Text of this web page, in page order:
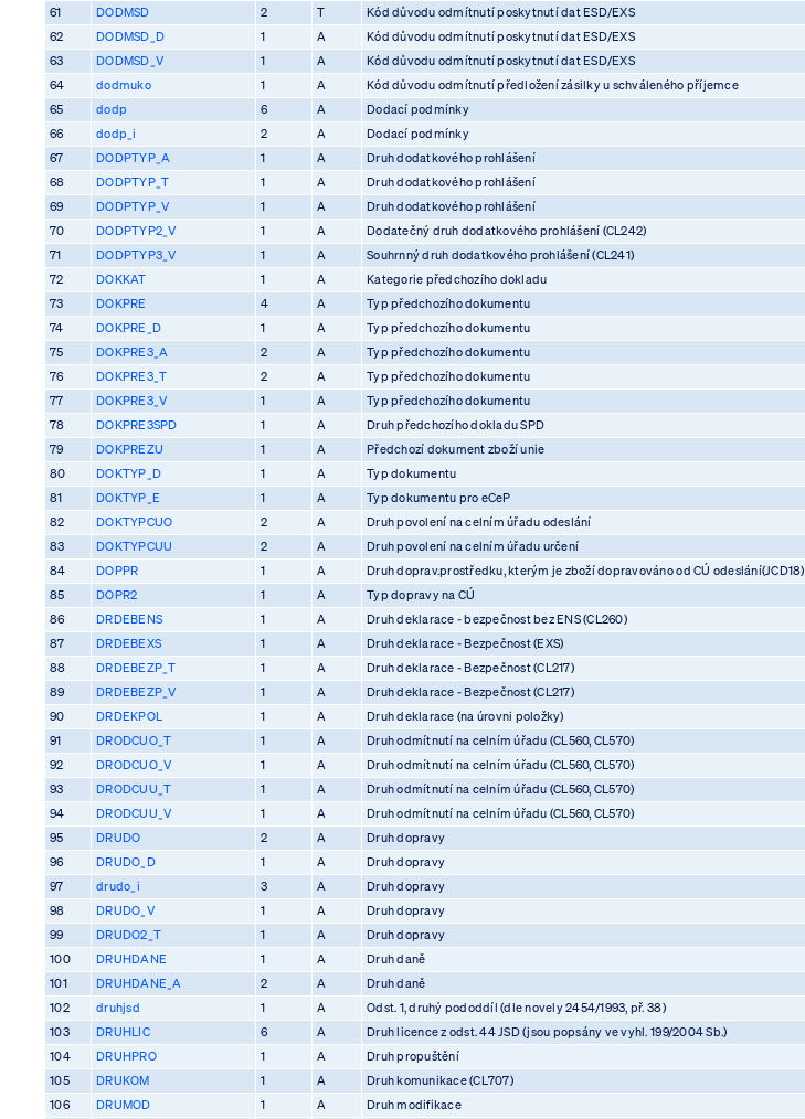
61
DODMSD 2 T Kód důvodu odmítnutí poskytnutí dat ESD/EXS
62
DODMSD_D 1 A Kód důvodu odmítnutí poskytnutí dat ESD/EXS
63
DODMSD_V 1 A Kód důvodu odmítnutí poskytnutí dat ESD/EXS
64
dodmuko 1 A Kód důvodu odmítnutí předložení zásilky u schváleného příjemce
65
dodp 6 A Dodací podmínky
66
dodp_i 2 A Dodací podmínky
67
DODPTYP_A 1 A Druh dodatkového prohlášení
68
DODPTYP_T 1 A Druh dodatkového prohlášení
69
DODPTYP_V 1 A Druh dodatkového prohlášení
70
DODPTYP2_V 1 A Dodatečný druh dodatkového prohlášení (CL242)
71
DODPTYP3_V 1 A Souhrnný druh dodatkového prohlášení (CL241)
72
DOKKAT 1 A Kategorie předchozího dokladu
73
DOKPRE 4 A Typ předchozího dokumentu
74
DOKPRE_D 1 A Typ předchozího dokumentu
75
DOKPRE3_A 2 A Typ předchozího dokumentu
76
DOKPRE3_T 2 A Typ předchozího dokumentu
77
DOKPRE3_V 1 A Typ předchozího dokumentu
78
DOKPRE3SPD 1 A Druh předchozího dokladu SPD
79
DOKPREZU 1 A Předchozí dokument zboží unie
80
DOKTYP_D 1 A Typ dokumentu
81
DOKTYP_E 1 A Typ dokumentu pro eCeP
82
DOKTYPCUO 2 A Druh povolení na celním úřadu odeslání
83
DOKTYPCUU 2 A Druh povolení na celním úřadu určení
84
DOPPR 1 A Druh doprav.prostředku, kterým je zboží dopravováno od CÚ odeslání(JCD18)
85
DOPR2 1 A Typ dopravy na CÚ
86
DRDEBENS 1 A Druh deklarace - bezpečnost bez ENS (CL260)
87
DRDEBEXS 1 A Druh deklarace - Bezpečnost (EXS)
88
DRDEBEZP_T 1 A Druh deklarace - Bezpečnost (CL217)
89
DRDEBEZP_V 1 A Druh deklarace - Bezpečnost (CL217)
90
DRDEKPOL 1 A Druh deklarace (na úrovni položky)
91
DRODCUO_T 1 A Druh odmítnutí na celním úřadu (CL560, CL570)
92
DRODCUO_V 1 A Druh odmítnutí na celním úřadu (CL560, CL570)
93
DRODCUU_T 1 A Druh odmítnutí na celním úřadu (CL560, CL570)
94
DRODCUU_V 1 A Druh odmítnutí na celním úřadu (CL560, CL570)
95
DRUDO 2 A Druh dopravy
96
DRUDO_D 1 A Druh dopravy
97
drudo_i 3 A Druh dopravy
98
DRUDO_V 1 A Druh dopravy
99
DRUDO2_T 1 A Druh dopravy
100
DRUHDANE 1 A Druh daně
101
DRUHDANE_A 2 A Druh daně
102
druhjsd 1 A Odst. 1, druhý pododdíl (dle novely 2454/1993, př. 38)
103
DRUHLIC 6 A Druh licence z odst. 44 JSD (jsou popsány ve vyhl. 199/2004 Sb.)
104
DRUHPRO 1 A Druh propuštění
105
DRUKOM 1 A Druh komunikace (CL707)
106
DRUMOD 1 A Druh modifikace